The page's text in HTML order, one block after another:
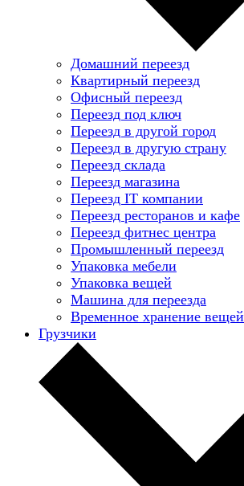
Домашний переезд
Квартирный переезд
Офисный переезд
Переезд под ключ
Переезд в другой город
Переезд в другую страну
Переезд склада
Переезд магазина
Переезд IT компании
Переезд ресторанов и кафе
Переезд фитнес центра
Промышленный переезд
Упаковка мебели
Упаковка вещей
Машина для переезда
Временное хранение вещей
Грузчики